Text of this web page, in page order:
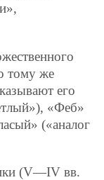
тому же
его
«Феб»
(«аналог
(V—IV вв.